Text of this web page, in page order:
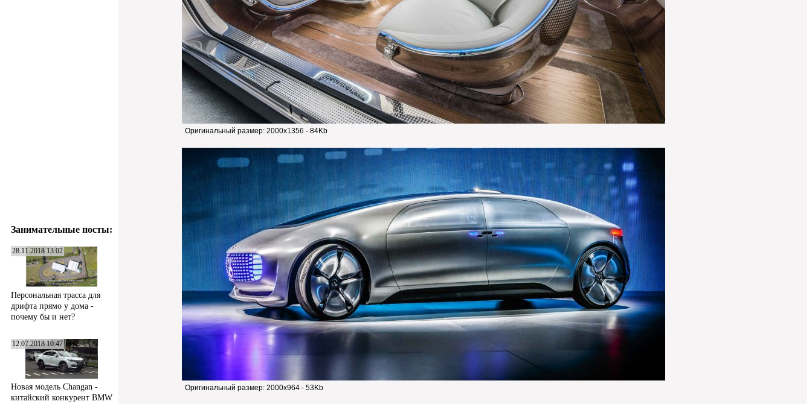
Занимательные посты:
28.11.2018 13:02
Персональная трасса для
дрифта прямо у дома -
почему бы и нет?
12.07.2018 10:47
Новая модель Changan -
китайский конкурент BMW
Оригинальный размер: 2000x1356 - 84Kb
Оригинальный размер: 2000x964 - 53Kb